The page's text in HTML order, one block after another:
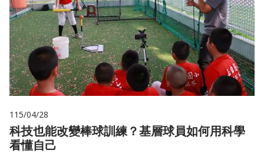
115/04/28
科技也能改變棒球訓練？基層球員如何用科學
看懂自己